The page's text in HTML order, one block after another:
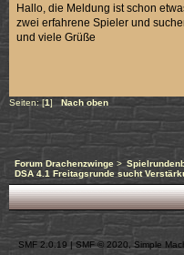
Hallo, die Meldung ist schon
zwei erfahrene Spieler und
und viele Grüße
Seiten: [1] Nach oben
Forum Drachenzwinge >
DSA 4.1 Freitagsrunde sucht
SMF 2.0.19 | SMF © 2020 Simple